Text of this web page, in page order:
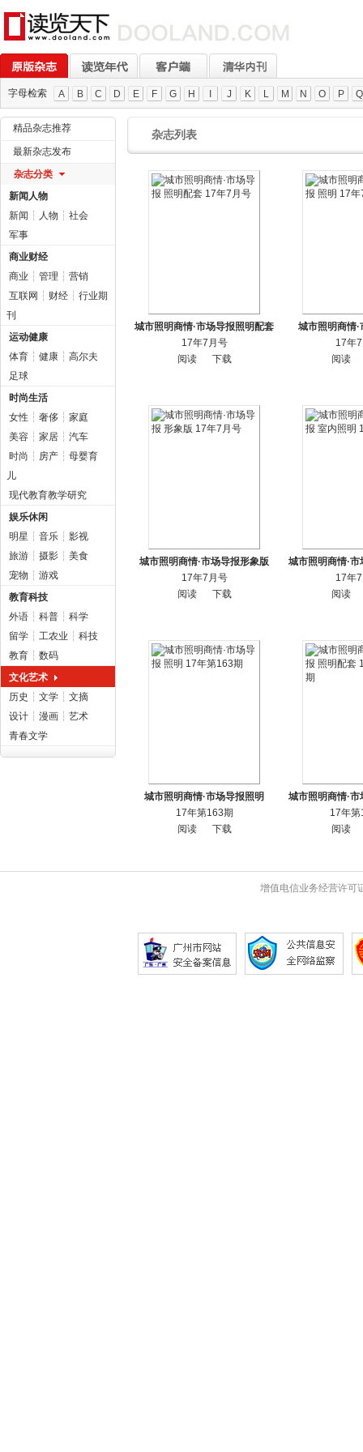
字母检索 A B C D E F G H J K L M N O P Q
精品杂志推荐
最新杂志发布
杂志分类
新闻人物
新闻 ┆ 人物 ┆ 社会
军事
商业财经
商业 ┆ 管理 ┆ 营销
互联网 ┆ 财经 ┆ 行业期
刊
运动健康
体育 ┆ 健康 ┆ 高尔夫
足球
时尚生活
女性 ┆ 奢侈 ┆ 家庭
美容 ┆ 家居 ┆ 汽车
时尚 ┆ 房产 ┆ 母婴育
儿
现代教育教学研究
娱乐休闲
明星 ┆ 音乐 ┆ 影视
旅游 ┆ 摄影 ┆ 美食
宠物 ┆ 游戏
教育科技
外语 ┆ 科普 ┆ 科学
留学 ┆ 工农业 ┆ 科技
教育 ┆ 数码
文化艺术
历史 ┆ 文学 ┆ 文摘
设计 ┆ 漫画 ┆ 艺术
青春文学
杂志列表
城市照明商情·市场导报照明配套
17年7月号
阅读
下载
城市照明商情
17年
阅读
城市照明商情·市场导报形象版
17年7月号
阅读
下载
城市照明商情·
17年
阅读
城市照明商情·市场导报照明
17年第163期
阅读
下载
城市照明商情·
17年
阅读
增值电信业务经营许